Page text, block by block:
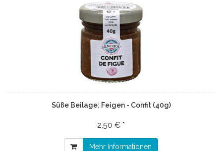
Süße Beilage: Feigen - Confit (40g)
2,50 € *
Mehr Informationen